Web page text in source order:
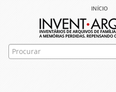
início